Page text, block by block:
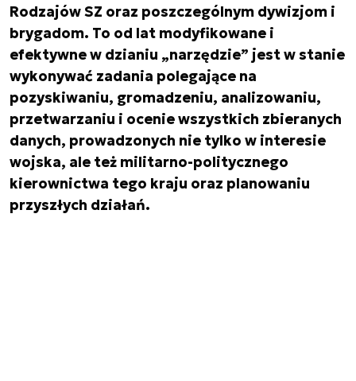
Rodzajów SZ oraz poszczególnym dywizjom i
brygadom. To od lat modyfikowane i
efektywne w dzianiu „narzędzie” jest w stanie
wykonywać zadania polegające na
pozyskiwaniu, gromadzeniu, analizowaniu,
przetwarzaniu i ocenie wszystkich zbieranych
danych, prowadzonych nie tylko w interesie
wojska, ale też militarno-politycznego
kierownictwa tego kraju oraz planowaniu
przyszłych działań.